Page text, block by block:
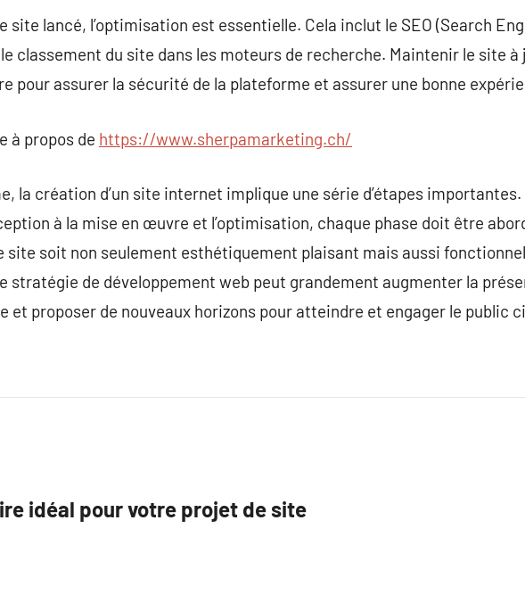
site lancé, l’optimisation est essentielle. Cela inclut le SEO (Search
classement du site dans les moteurs de recherche. Maintenir le site
pour assurer la sécurité de la plateforme et assurer une bonne
à propos de https://www.sherpamarketing.ch/
la création d’un site internet implique une série d’étapes
à la mise en œuvre et l’optimisation, chaque phase doit être
site soit non seulement esthétiquement plaisant mais aussi
stratégie de développement web peut grandement augmenter la
et proposer de nouveaux horizons pour atteindre et engager le public
idéal pour votre projet de site